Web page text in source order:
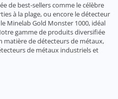
de best-sellers comme le célèbre
à la plage, ou encore le détecteur
Minelab Gold Monster 1000, idéal
gamme de produits diversifiée
matière de détecteurs de métaux,
de métaux industriels et